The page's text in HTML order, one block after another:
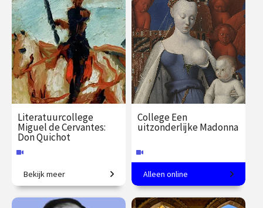
€ 35.00
vanaf 8
sep.
Online
€ 109.00
vanaf 16
sep.
Op locatie
Literatuurcollege
Miguel de Cervantes:
Don Quichot
Een eeuwenoude satire.
Bekijk meer
College Een
uitzonderlijke Madonna
Martijn Pieters over
kunstenaar Fouquet en zijn
mecenas Chevalier.
Alleen online